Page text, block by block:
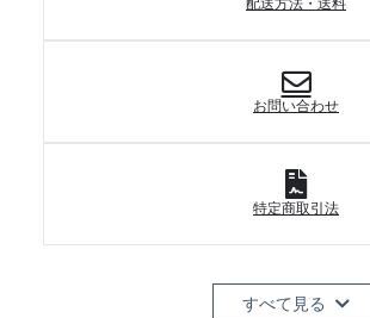
配送方法・送料
お問い合わせ
特定商取引法
すべて見る